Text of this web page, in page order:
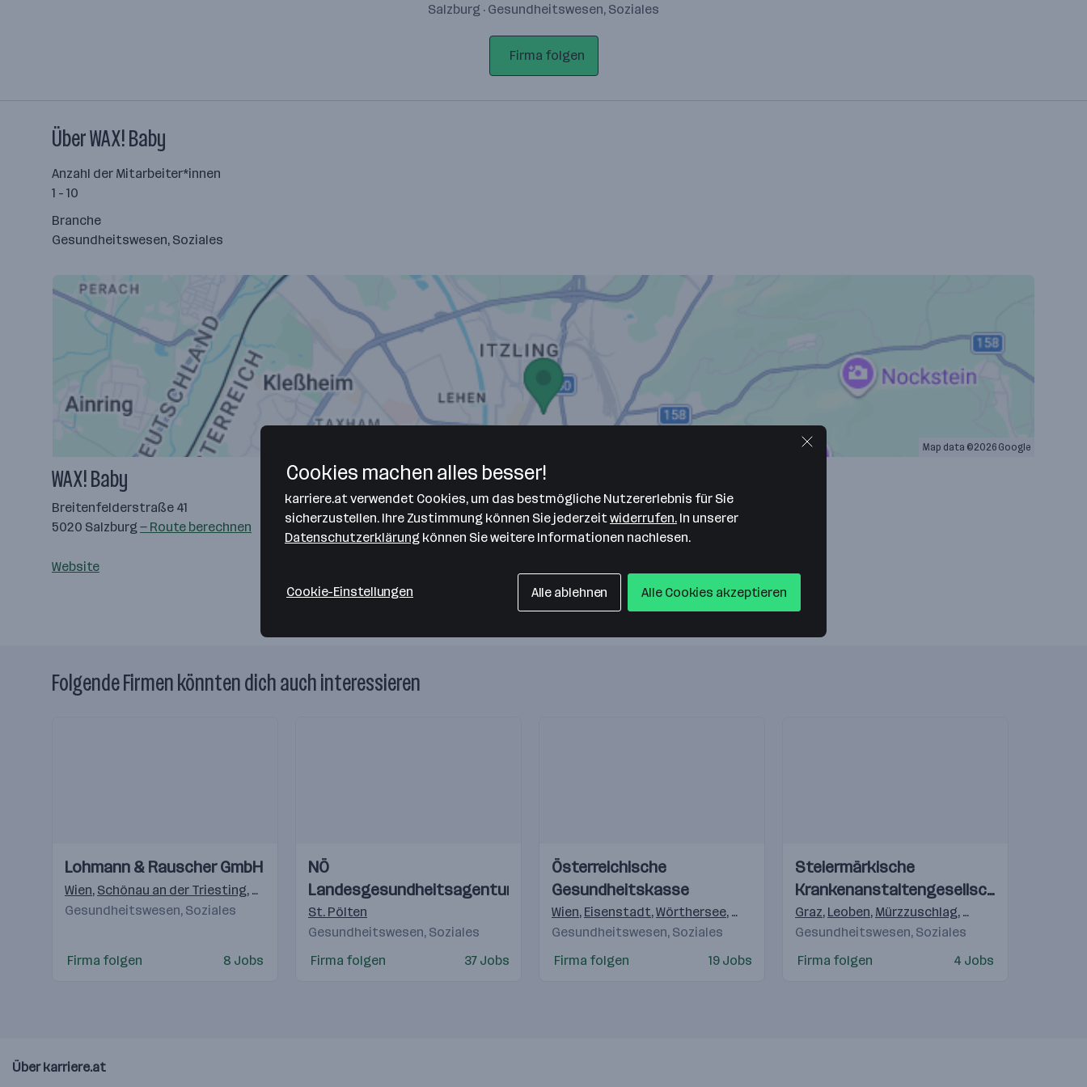
Salzburg · Gesundheitswesen, Soziales
Firma folgen
Über WAX! Baby
Anzahl der Mitarbeiter*innen
1 - 10
Branche
Gesundheitswesen, Soziales
Map data ©2026 Google
WAX! Baby
Breitenfelderstraße 41
5020 Salzburg — Route berechnen
Website
Folgende Firmen könnten dich auch interessieren
Videos
Einblicke
Einblicke
Lohmann & Rauscher GmbH
Wien, Schönau an der Triesting, Graz
Gesundheitswesen, Soziales
Firma folgen 8 Jobs
Videos
Einblicke
Einblicke
NÖ
Landesgesundheitsagentur
St. Pölten
Gesundheitswesen, Soziales
Firma folgen
37 Jobs
Videos
Einblicke
Einblicke
Österreichische
Gesundheitskasse
Wien, Eisenstadt,Wörthersee, Pölten Linz,Salzburg,Graz,Innsbruck,Dornbirn
Gesundheitswesen, Soziales
Firma folgen
19 Jobs
Videos
Einblicke
Einblicke
Steiermärkische
Krankenanstaltengesellschaft
(KAGes)
Graz, Leoben, Mürzzuschlag, Feldbach
Gesundheitswesen, Soziales
Firma folgen
4 Jobs
Über karriere.at
Cookies machen alles besser!
karriere.at verwendet Cookies, um das bestmögliche Nutzererlebnis für Sie
sicherzustellen. Ihre Zustimmung können Sie jederzeit widerrufen. In unserer
Datenschutzerklärung können Sie weitere Informationen nachlesen.
Cookie-Einstellungen Alle ablehnen Alle Cookies akzeptieren